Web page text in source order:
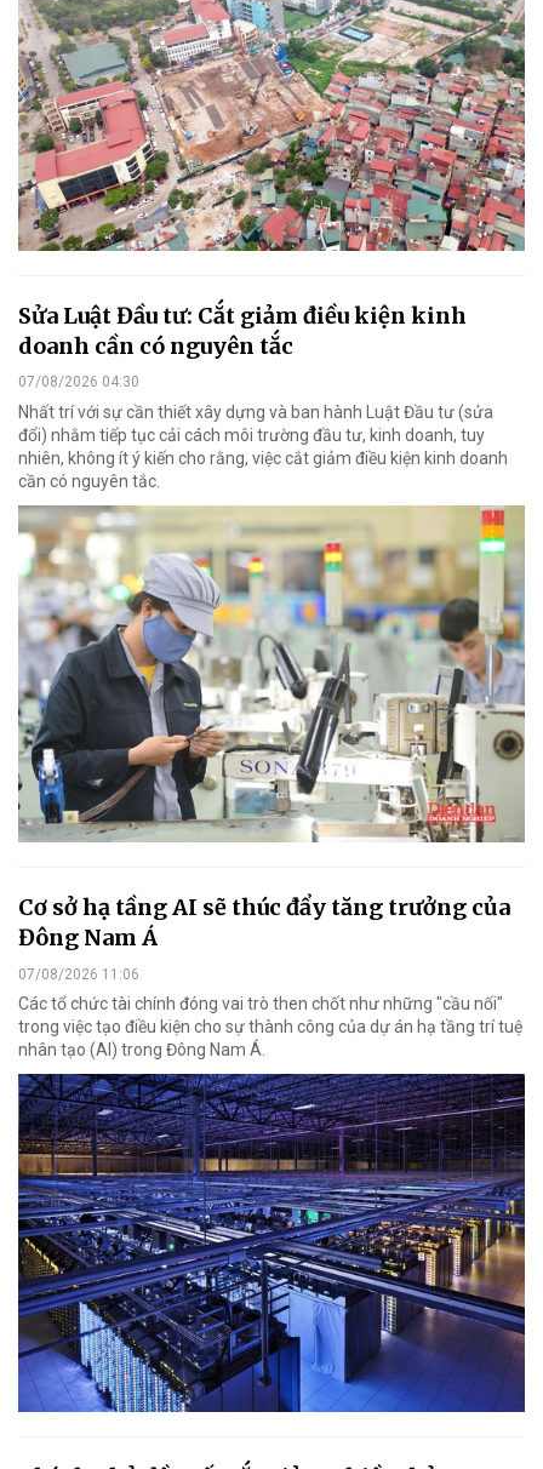
Sửa Luật Đầu tư: Cắt giảm điều kiện kinh
doanh cần có nguyên tắc
07/08/2026 04:30
Nhất trí với sự cần thiết xây dựng và ban hành Luật Đầu tư (sửa
đổi) nhằm tiếp tục cải cách môi trường đầu tư, kinh doanh, tuy
nhiên, không ít ý kiến cho rằng, việc cắt giảm điều kiện kinh doanh
cần có nguyên tắc.
Cơ sở hạ tầng AI sẽ thúc đẩy tăng trưởng của
Đông Nam Á
07/08/2026 11:06
Các tổ chức tài chính đóng vai trò then chốt như những "cầu nối"
trong việc tạo điều kiện cho sự thành công của dự án hạ tầng trí tuệ
nhân tạo (AI) trong Đông Nam Á.